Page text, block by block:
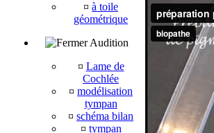
¤ à toile
géométrique
Audition
¤ Lame de
Cochlée
¤ modélisation
tympan
¤ schéma bilan
¤ tympan